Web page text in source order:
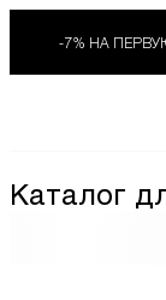
-7% НА
Каталог